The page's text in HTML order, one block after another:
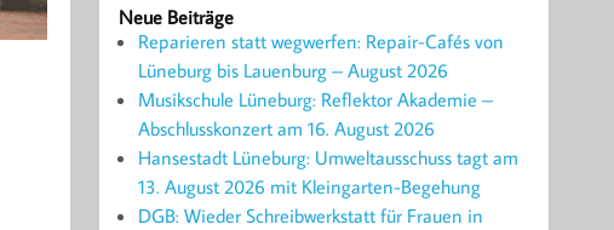
Neue Beiträge
Reparieren statt wegwerfen: Repair-Cafés von
Lüneburg bis Lauenburg – August 2026
Musikschule Lüneburg: Reflektor Akademie –
Abschlusskonzert am 16. August 2026
Hansestadt Lüneburg: Umweltausschuss tagt am
13. August 2026 mit Kleingarten-Begehung
DGB: Wieder Schreibwerkstatt für Frauen in